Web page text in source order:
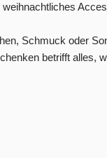
Schmuck oder
betrifft alles,